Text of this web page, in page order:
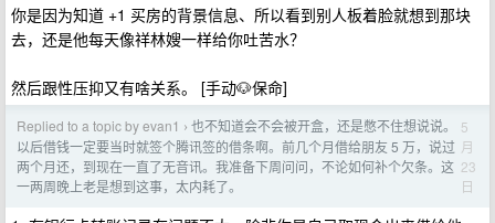
你是因为知道 +1 买房的背景信息、所以看到别人板着脸就想到那块
去，还是他每天像祥林嫂一样给你吐苦水？
然后跟性压抑又有啥关系。 [手动🐶保命]
Replied to a topic by evan1 › 也不知道会不会被开盒，还是憋不住想说说。
以后借钱一定要当时就签个腾讯签的借条啊。前几个月借给朋友 5 万，说过
两个月还，到现在一直了无音讯。我准备下周问问，不论如何补个欠条。这
一两周晚上老是想到这事，太内耗了。
5
月
23
日